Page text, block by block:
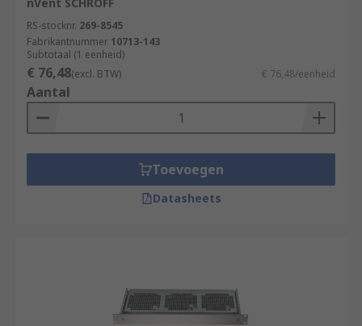
RS-stocknr. 269-8545
Fabrikantnummer 10713-143
Subtotaal (1 eenheid)
€ 76,48(excl. BTW) € 76,48/eenheid
Aantal
Toevoegen
Datasheets